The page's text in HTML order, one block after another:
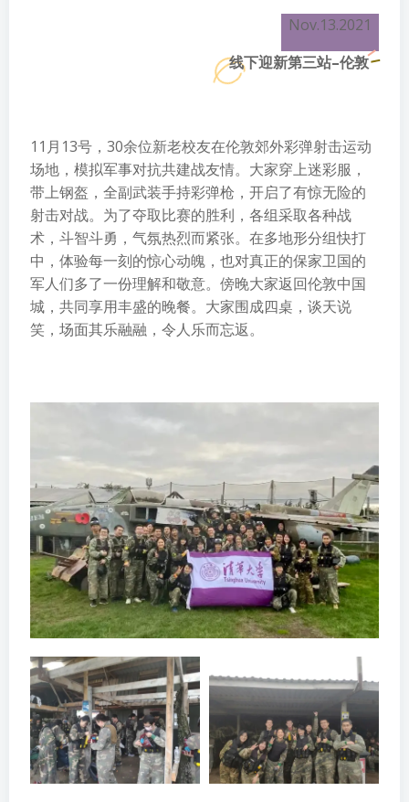
Nov.13.2021
线下迎新第三站–伦敦
11月13号，30余位新老校友在伦敦郊外彩弹射击运动
场地，模拟军事对抗共建战友情。大家穿上迷彩服，
带上钢盔，全副武装手持彩弹枪，开启了有惊无险的
射击对战。为了夺取比赛的胜利，各组采取各种战
术，斗智斗勇，气氛热烈而紧张。在多地形分组快打
中，体验每一刻的惊心动魄，也对真正的保家卫国的
军人们多了一份理解和敬意。傍晚大家返回伦敦中国
城，共同享用丰盛的晚餐。大家围成四桌，谈天说
笑，场面其乐融融，令人乐而忘返。